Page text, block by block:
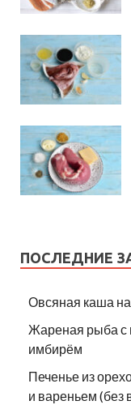
ПОСЛЕДНИЕ
Овсяная каша
Жареная рыба с
имбирём
Печенье из
и вареньем (без